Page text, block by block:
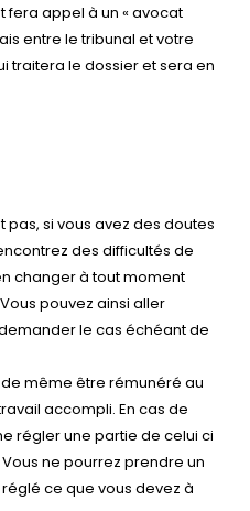
fera appel à un « avocat
entre le tribunal et votre
traitera le dossier et sera en
pas, si vous avez des doutes
des difficultés de
changer à tout moment
pouvez ainsi aller
le cas échéant de
même être rémunéré au
accompli. En cas de
régler une partie de celui ci
ne pourrez prendre un
ce que vous devez à